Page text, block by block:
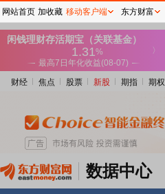
财经 焦点 股票 新股 期指 期权
数据中心
网站首页 加收藏 移动客户端 东方财富